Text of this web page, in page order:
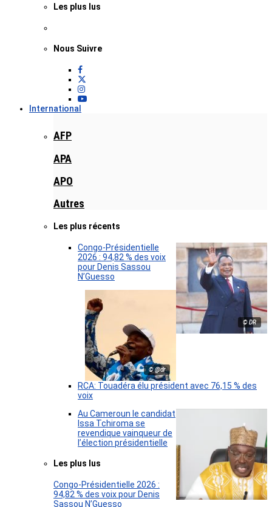
Les plus lus
Nous Suivre
International
AFP
APA
APO
Autres
Les plus récents
© DR
Congo-Présidentielle
2026 : 94,82 % des voix
pour Denis Sassou
N’Guesso
© @dr
RCA: Touadéra élu président avec 76,15 % des
voix
Au Cameroun le candidat
Issa Tchiroma se
revendique vainqueur de
l’élection présidentielle
Les plus lus
Congo-Présidentielle 2026 :
94,82 % des voix pour Denis
Sassou N’Guesso